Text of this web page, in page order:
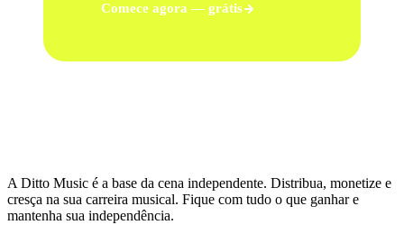
Comece agora — grátis
A Ditto Music é a base da cena independente. Distribua, monetize e
cresça na sua carreira musical. Fique com tudo o que ganhar e
mantenha sua independência.